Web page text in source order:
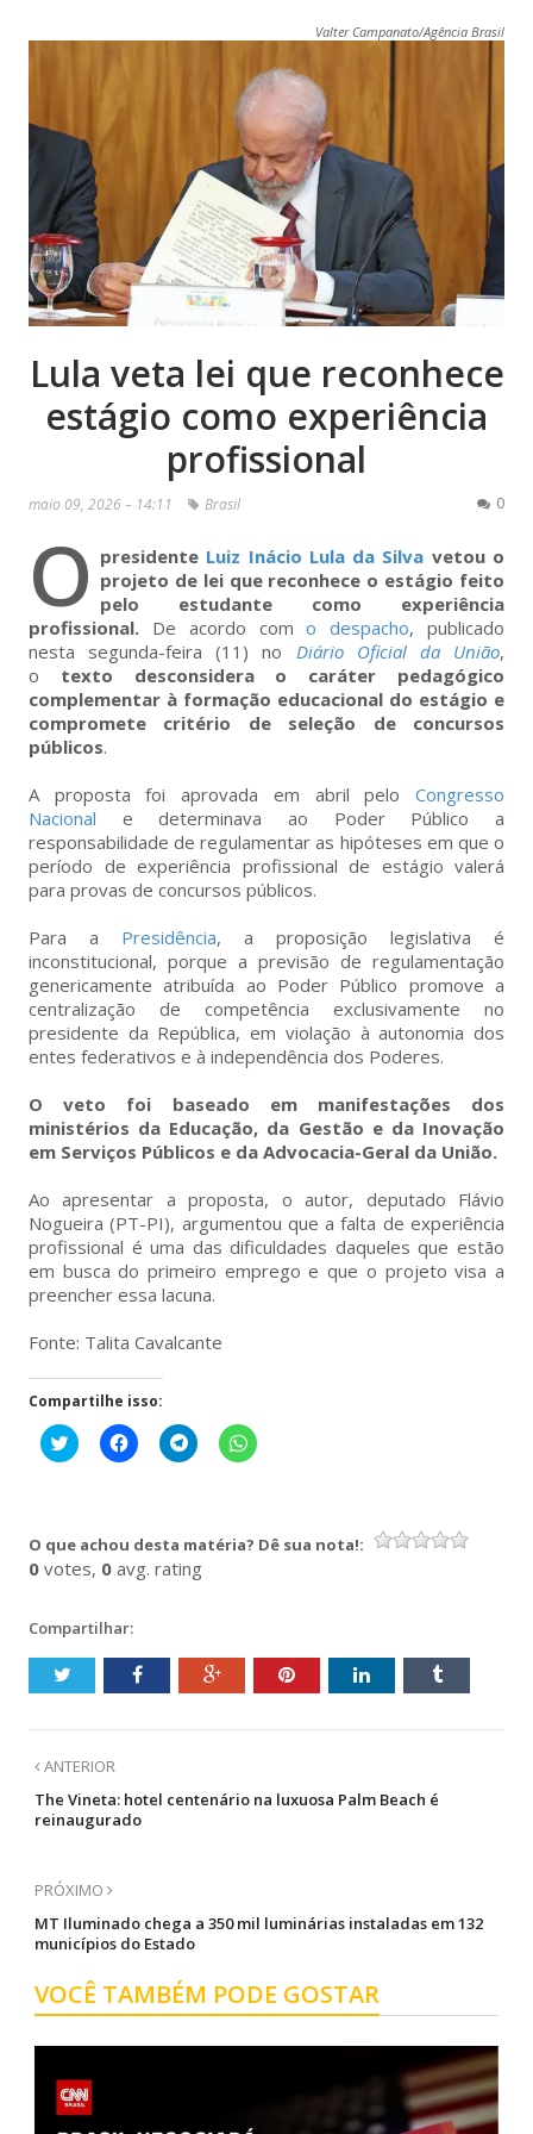
Valter Campanato/Agência Brasil
Lula veta lei que reconhece
estágio como experiência
profissional
maio 09, 2026 – 14:11 Brasil 0
O presidente Luiz Inácio Lula da Silva vetou o
projeto de lei que reconhece o estágio feito
pelo estudante como experiência
profissional. De acordo como despacho, publicado
nesta segunda-feira (11) no Diário Oficial da União,
o texto desconsidera o caráter pedagógico
complementar à formação educacional do estágio e
compromete critério de seleção de concursos
públicos.
A proposta foi aprovada em abril pelo Congresso
Nacional e determinava ao Poder Público a
responsabilidade de regulamentar as hipóteses em que o
período de experiência profissional de estágio valerá
para provas de concursos públicos.
Para a Presidência, a proposição legislativa é
inconstitucional, porque a previsão de regulamentação
genericamente atribuída ao Poder Público promove a
centralização de competência exclusivamente no
presidente da República, em violação à autonomia dos
entes federativos e à independência dos Poderes.
O veto foi baseado em manifestações dos
ministérios da Educação, da Gestão e da Inovação
em Serviços Públicos e da Advocacia-Geral da União.
Ao apresentar a proposta, o autor, deputado Flávio
Nogueira (PT-PI), argumentou que a falta de experiência
profissional é uma das dificuldades daqueles que estão
em busca do primeiro emprego e que o projeto visa a
preencher essa lacuna.
Fonte: Talita Cavalcante
Compartilhe isso:
Clique
para
janela)
Clique
para
janela)
Clique
para
janela)
Clique
para
janela)
O que achou desta matéria? Dê sua nota!:
0 votes, 0 avg. rating
Compartilhar:
ANTERIOR
The Vineta: hotel centenário na luxuosa Palm Beach é
reinaugurado
PRÓXIMO
MT Iluminado chega a 350 mil luminárias instaladas em 132
municípios do Estado
VOCÊ TAMBÉM PODE GOSTAR